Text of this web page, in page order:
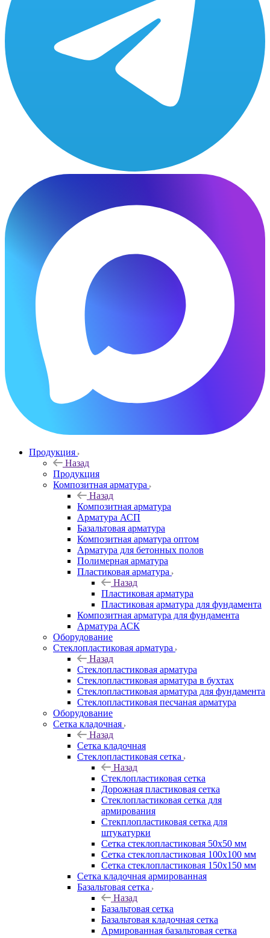
Продукция
Назад
Продукция
Композитная арматура
Назад
Композитная арматура
Арматура АСП
Базальтовая арматура
Композитная арматура оптом
Арматура для бетонных полов
Полимерная арматура
Пластиковая арматура
Назад
Пластиковая арматура
Пластиковая арматура для фундамента
Композитная арматура для фундамента
Арматура АСК
Оборудование
Cтеклопластиковая арматура
Назад
Cтеклопластиковая арматура
Стеклопластиковая арматура в бухтах
Стеклопластиковая арматура для фундамента
Стеклопластиковая песчаная арматура
Оборудование
Сетка кладочная
Назад
Сетка кладочная
Стеклопластиковая сетка
Назад
Стеклопластиковая сетка
Дорожная пластиковая сетка
Стеклопластиковая сетка для
армирования
Стекплопластиковая сетка для
штукатурки
Сетка стеклопластиковая 50x50 мм
Сетка стеклопластиковая 100x100 мм
Сетка стеклопластиковая 150x150 мм
Сетка кладочная армированная
Базальтовая сетка
Назад
Базальтовая сетка
Базальтовая кладочная сетка
Армированная базальтовая сетка